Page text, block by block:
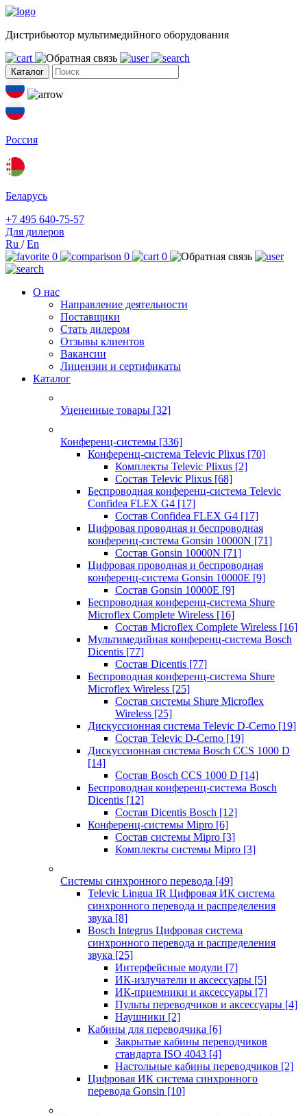
Дистрибьютор мультимедийного оборудования
Каталог
Россия
Беларусь
+7 495 640-75-57
Для дилеров
Ru /En
0
0 0
О нас
Направление деятельности
Поставщики
Стать дилером
Отзывы клиентов
Вакансии
Лицензии и сертификаты
Каталог
Уцененные товары [32]
Конференц-системы [336]
Конференц-система Televic Plixus [70]
Комплекты Televic Plixus [2]
Состав Televic Plixus [68]
Беспроводная конференц-система Televic
Confidea FLEX G4 [17]
Состав Confidea FLEX G4 [17]
Цифровая проводная и беспроводная
конференц-система Gonsin 10000N [71]
Состав Gonsin 10000N [71]
Цифровая проводная и беспроводная
конференц-система Gonsin 10000E [9]
Состав Gonsin 10000E [9]
Беспроводная конференц-система Shure
Microflex Complete Wireless [16]
Состав Microflex Complete Wireless [16]
Мультимедийная конференц-система Bosch
Dicentis [77]
Состав Dicentis [77]
Беспроводная конференц-система Shure
Microflex Wireless [25]
Состав системы Shure Microflex
Wireless [25]
Дискуссионная система Televic D-Cerno [19]
Состав Televic D-Cerno [19]
Дискуссионная система Bosch CCS 1000 D
[14]
Состав Bosch CCS 1000 D [14]
Беспроводная конференц-система Bosch
Dicentis [12]
Состав Dicentis Bosch [12]
Конференц-системы Mipro [6]
Состав системы Mipro [3]
Комплекты системы Mipro [3]
Системы синхронного перевода [49]
Televic Lingua IR Цифровая ИК система
синхронного перевода и распределения
звука [8]
Bosch Integrus Цифровая система
синхронного перевода и распределения
звука [25]
Интерфейсные модули [7]
ИК-излучатели и аксессуары [5]
ИК-приемники и аксессуары [7]
Пульты переводчиков и аксессуары [4]
Наушники [2]
Кабины для переводчика [6]
Закрытые кабины переводчиков
стандарта ISO 4043 [4]
Настольные кабины переводчиков [2]
Цифровая ИК система синхронного
перевода Gonsin [10]